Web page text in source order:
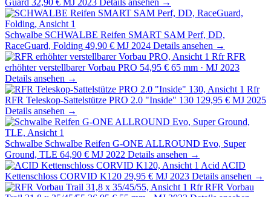
Guard 32,90 € MJ 2023 Details ansehen →
Schwalbe SCHWALBE Reifen SMART SAM Perf, DD,
RaceGuard, Folding 49,90 € MJ 2024 Details ansehen →
Rfr RFR
erhöhter verstellbarer Vorbau PRO 54,95 € 65 mm · MJ 2023
Details ansehen →
Rfr
RFR Teleskop-Sattelstütze PRO 2.0 "Inside" 130 129,95 € MJ 2025
Details ansehen →
Schwalbe Schwalbe Reifen G-ONE ALLROUND Evo, Super
Ground, TLE 64,90 € MJ 2022 Details ansehen →
Acid ACID
Kettenschloss CORVID K120 29,95 € MJ 2023 Details ansehen →
Rfr RFR Vorbau